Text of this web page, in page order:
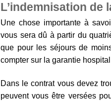
L’indemnisation de
Une chose importante à
vous sera dû à partir du
que pour les séjours de
compter sur la garantie
Dans le contrat vous devez
peuvent vous être versées